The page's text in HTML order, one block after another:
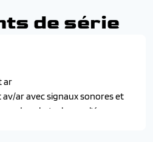
de série
ar
ar avec signaux sonores et
des obstacles sur l'écran
et passager (airbag